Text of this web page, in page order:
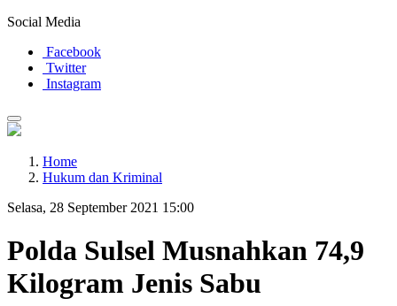
Social Media
Facebook
Twitter
Instagram
Home
Hukum dan Kriminal
Selasa, 28 September 2021 15:00
Polda Sulsel Musnahkan 74,9
Kilogram Jenis Sabu